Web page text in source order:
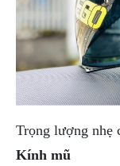
GIÁP
TAI
NGHE
GẮN
MŨ
BẢO
HIỂM
Trọng lượng nhẹ
Kính mũ